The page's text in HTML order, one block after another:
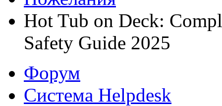
Hot Tub on Deck:
Safety Guide 2025
Форум
Система Helpdesk